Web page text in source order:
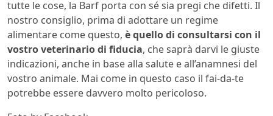
tutte le cose, la Barf porta con sé sia pregi che difetti. Il
nostro consiglio, prima di adottare un regime
alimentare come questo, è quello di consultarsi con il
vostro veterinario di fiducia, che saprà darvi le giuste
indicazioni, anche in base alla salute e all’anamnesi del
vostro animale. Mai come in questo caso il fai-da-te
potrebbe essere davvero molto pericoloso.